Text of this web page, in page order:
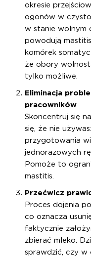
okresie
ogonów w
w stanie wolnym
powodują
komórek
że obory
tylko możliwe.
Eliminacja
pracowników
Skoncentruj się
się, że nie
przygotowania
jednorazowych
Pomoże to
mastitis.
Przećwicz
Proces dojenia
co oznacza
faktycznie
zbierać mleko.
sprawdzić, czy w